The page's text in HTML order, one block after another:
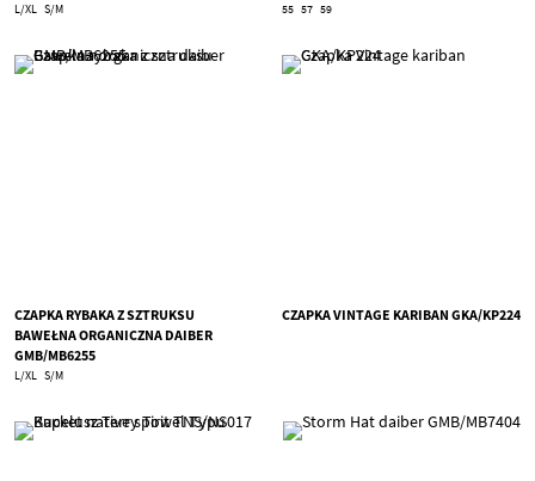
L/XL S/M 55 57 59
CZAPKA RYBAKA Z SZTRUKSU
BAWEŁNA ORGANICZNA DAIBER
GMB/MB6255
L/XL S/M
CZAPKA VINTAGE KARIBAN GKA/KP224